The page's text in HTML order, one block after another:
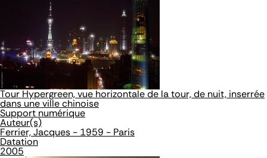
Tour Hypergreen, vue horizontale de la tour, de nuit, inserrée
dans une ville chinoise
Support numérique
Auteur(s)
Ferrier, Jacques - 1959 - Paris
Datation
2005